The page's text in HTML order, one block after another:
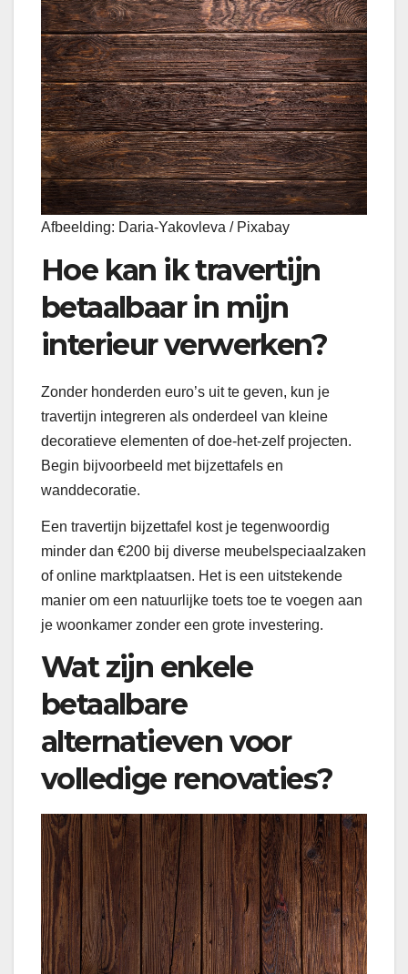
Afbeelding: Daria-Yakovleva / Pixabay
Hoe kan ik travertijn
betaalbaar in mijn
interieur verwerken?
Zonder honderden euro’s uit te geven, kun je
travertijn integreren als onderdeel van kleine
decoratieve elementen of doe-het-zelf projecten.
Begin bijvoorbeeld met bijzettafels en
wanddecoratie.
Een travertijn bijzettafel kost je tegenwoordig
minder dan €200 bij diverse meubelspeciaalzaken
of online marktplaatsen. Het is een uitstekende
manier om een natuurlijke toets toe te voegen aan
je woonkamer zonder een grote investering.
Wat zijn enkele
betaalbare
alternatieven voor
volledige renovaties?